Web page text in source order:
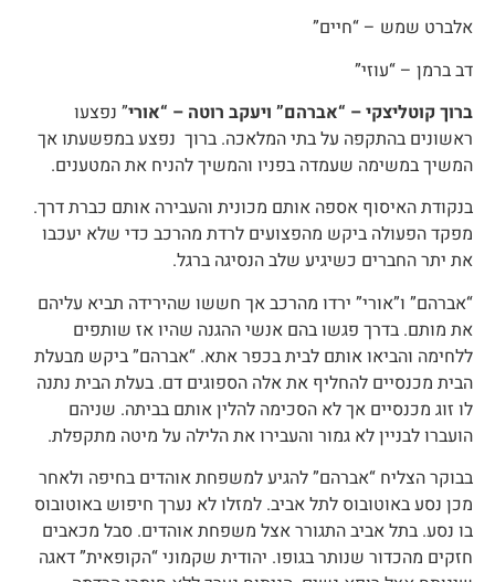
אלברט שמש – “חיים”
דב ברמן – “עוזי”
ברוך קוטליצקי – “אברהם” ויעקב רוטה – “אורי” נפצעו
ראשונים בהתקפה על בתי המלאכה. ברוך נפצע במפשעתו אך
המשיך במשימה שעמדה בפניו והמשיך להניח את המטענים.
בנקודת האיסוף אספה אותם מכונית והעבירה אותם כברת דרך.
מפקד הפעולה ביקש מהפצועים לרדת מהרכב כדי שלא יעכבו
את יתר החברים כשיגיע שלב הנסיגה ברגל.
“אברהם” ו”אורי” ירדו מהרכב אך חששו שהירידה תביא עליהם
את מותם. בדרך פגשו בהם אנשי ההגנה שהיו אז שותפים
ללחימה והביאו אותם לבית בכפר אתא. “אברהם” ביקש מבעלת
הבית מכנסיים להחליף את אלה הספוגים דם. בעלת הבית נתנה
לו זוג מכנסיים אך לא הסכימה להלין אותם בביתה. שניהם
הועברו לבניין לא גמור והעבירו את הלילה על מיטה מתקפלת.
בבוקר הצליח “אברהם” להגיע למשפחת אוהדים בחיפה ולאחר
מכן נסע באוטובוס לתל אביב. למזלו לא נערך חיפוש באוטובוס
בו נסע. בתל אביב התגורר אצל משפחת אוהדים. סבל מכאבים
חזקים מהכדור שנותר בגופו. יהודית שקמוני “הקופאית” דאגה